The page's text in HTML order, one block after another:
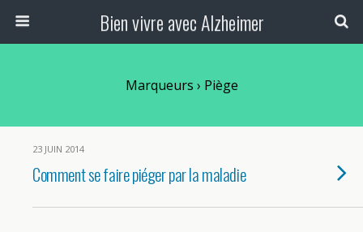
Bien vivre avec Alzheimer
Marqueurs › Piège
23 JUIN 2014
Comment se faire piéger par la maladie